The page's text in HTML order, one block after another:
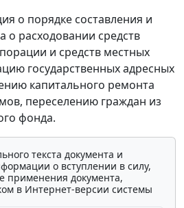
о порядке составления и
о расходовании средств
и средств местных
государственных адресных
капитального ремонта
переселению граждан из
фонда.
текста документа и
о вступлении в силу,
применения документа,
в Интернет-версии системы